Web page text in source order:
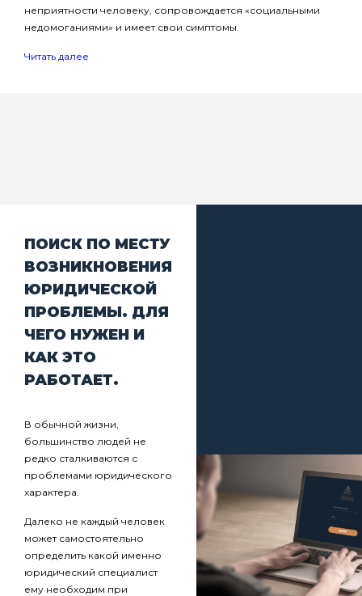
неприятности человеку, сопровождается «социальными
недомоганиями» и имеет свои симптомы.
Читать далее
ПОИСК ПО МЕСТУ
ВОЗНИКНОВЕНИЯ
ЮРИДИЧЕСКОЙ
ПРОБЛЕМЫ. ДЛЯ
ЧЕГО НУЖЕН И
КАК ЭТО
РАБОТАЕТ.
В обычной жизни,
большинство людей не
редко сталкиваются с
проблемами юридического
характера.
Далеко не каждый человек
может самостоятельно
определить какой именно
юридический специалист
ему необходим при